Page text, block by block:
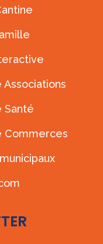
Associations
Santé
Commerces